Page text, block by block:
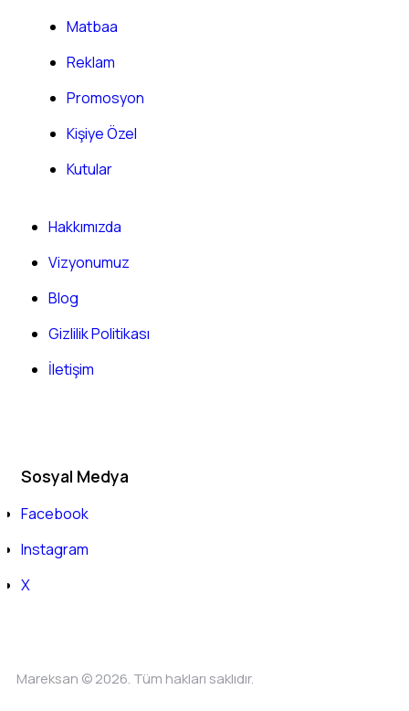
Matbaa
Reklam
Promosyon
Kişiye Özel
Kutular
Hakkımızda
Vizyonumuz
Blog
Gizlilik Politikası
İletişim
Sosyal Medya
Facebook
Instagram
X
Mareksan © 2026. Tüm hakları saklıdır.